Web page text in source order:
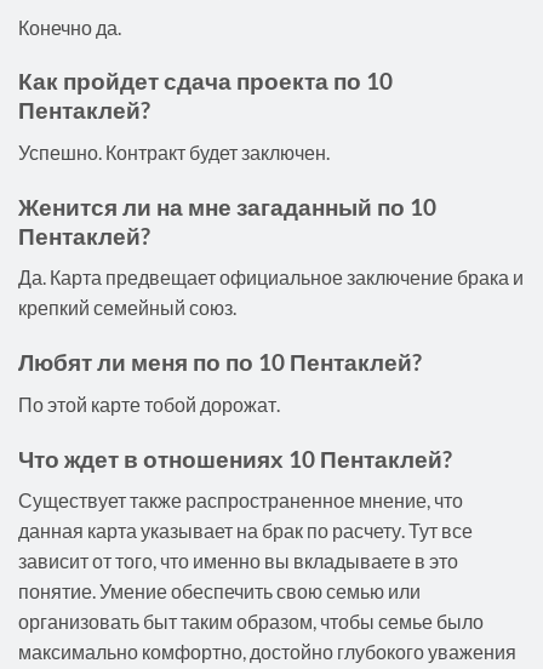
Конечно да.
Как пройдет сдача проекта по 10
Пентаклей?
Успешно. Контракт будет заключен.
Женится ли на мне загаданный по 10
Пентаклей?
Да. Карта предвещает официальное заключение брака и
крепкий семейный союз.
Любят ли меня по по 10 Пентаклей?
По этой карте тобой дорожат.
Что ждет в отношениях 10 Пентаклей?
Существует также распространенное мнение, что
данная карта указывает на брак по расчету. Тут все
зависит от того, что именно вы вкладываете в это
понятие. Умение обеспечить свою семью или
организовать быт таким образом, чтобы семье было
максимально комфортно, достойно глубокого уважения